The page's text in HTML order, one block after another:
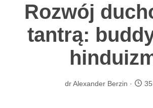
Rozwój
tantrą:
dr Alexander Berzin